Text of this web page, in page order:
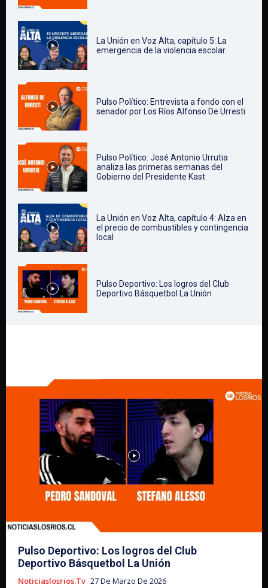
La Unión en Voz Alta, capítulo 5: La
emergencia de la violencia escolar
Pulso Político: Entrevista a fondo con el
senador por Los Ríos Alfonso De Urresti
Pulso Político: José Antonio Urrutia
analiza las primeras semanas del
Gobierno del Presidente Kast
La Unión en Voz Alta, capítulo 4: Alza en
el precio de combustibles y contingencia
local
Pulso Deportivo: Los logros del Club
Deportivo Básquetbol La Unión
Pulso Deportivo: Los logros del Club
Deportivo Básquetbol La Unión
Noticiaslosrios.tv 27 De Marzo De 2026